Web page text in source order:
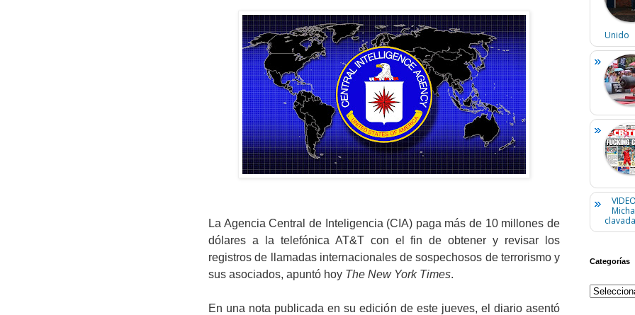
La Agencia Central de Inteligencia (CIA) paga más de 10 millones de
dólares a la telefónica AT&T con el fin de obtener y revisar los
registros de llamadas internacionales de sospechosos de terrorismo y
sus asociados, apuntó hoy The New York Times.
En una nota publicada en su edición de este jueves, el diario asentó
Unido
Categorías